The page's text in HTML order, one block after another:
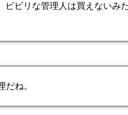
ビビリな管理人は買えないみ
だね。